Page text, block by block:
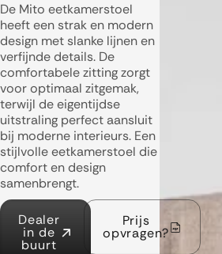
De Mito eetkamerstoel
heeft een strak en modern
design met slanke lijnen en
verfijnde details. De
comfortabele zitting zorgt
voor optimaal zitgemak,
terwijl de eigentijdse
uitstraling perfect aansluit
bij moderne interieurs. Een
stijlvolle eetkamerstoel die
comfort en design
samenbrengt.
Dealer
in de
buurt
Prijs
opvragen?